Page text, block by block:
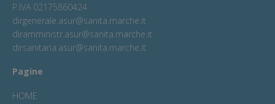
P.IVA 02175860424
dirgenerale.asur@sanita.marche.it
diramministr.asur@sanita.marche.it
dirsanitaria.asur@sanita.marche.it
Pagine
HOME